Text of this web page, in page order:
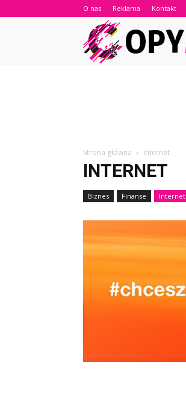
O nas Reklama Kontakt
Strona główna Internet
INTERNET
Biznes Finanse Internet